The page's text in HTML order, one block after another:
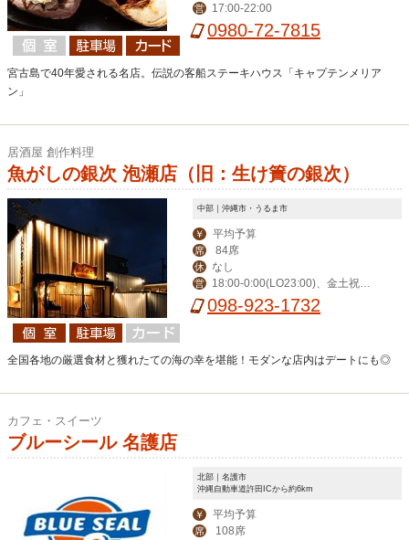
営 17:00-22:00
0980-72-7815
宮古島で40年愛される名店。伝説の客船ステーキハウス「キャプテンメリア
ン」
居酒屋 創作料理
魚がしの銀次 泡瀬店（旧：生け簀の銀次）
中部｜沖縄市・うるま市
￥ 平均予算
席 84席
休 なし
営
18:00-0:00(LO23:00)、金土祝前1
8:00-1:00(0:00)
098-923-1732
全国各地の厳選食材と獲れたての海の幸を堪能！モダンな店内はデートにも◎
カフェ・スイーツ
ブルーシール 名護店
北部｜名護市
沖縄自動車道許田ICから約6km
￥ 平均予算
席 108席